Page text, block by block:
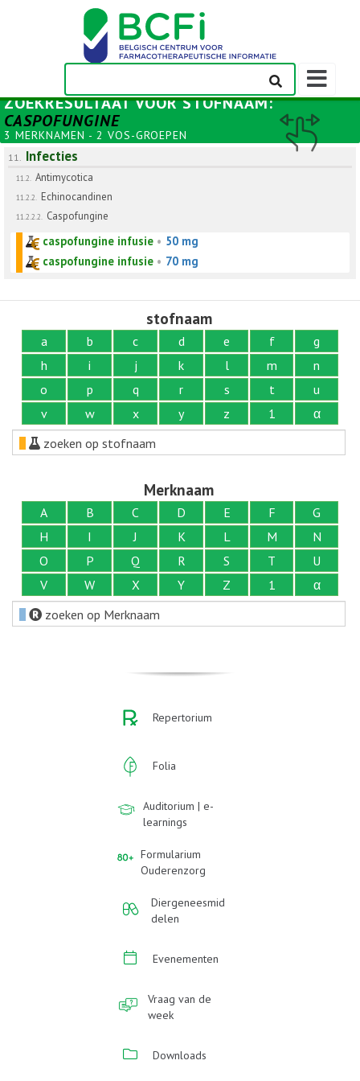
ZOEKRESULTAAT VOORSTOFNAAM:
CASPOFUNGINE
3 MERKNAMEN - 2 VOS-GROEPEN
11. Infecties
11.2. Antimycotica
11.2.2. Echinocandinen
11.2.2.2. Caspofungine
caspofungine infusie • 50 mg
caspofungine infusie • 70 mg
stofnaam
a b c d e f
g
h
i j k l m
n
o
p q r s t
u
v
w x y z 1
α
zoeken op stofnaam
Merknaam
A B C D E F
G
H
I J K L M
N
O
P Q R S T
U
V
W X Y Z 1
α
zoeken op Merknaam
Repertorium
Folia
Auditorium | e-
learnings
Formularium
Ouderenzorg
Diergeneesmid
delen
Evenementen
Vraag van de
week
Downloads